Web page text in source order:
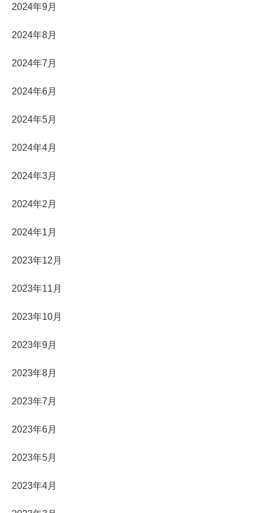
2024年9月
2024年8月
2024年7月
2024年6月
2024年5月
2024年4月
2024年3月
2024年2月
2024年1月
2023年12月
2023年11月
2023年10月
2023年9月
2023年8月
2023年7月
2023年6月
2023年5月
2023年4月